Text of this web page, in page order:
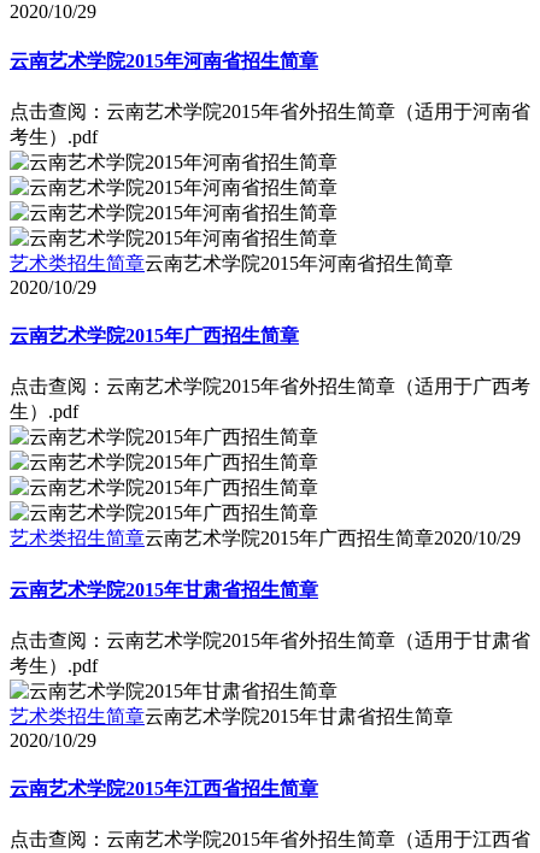
2020/10/29
云南艺术学院2015年河南省招生简章
点击查阅：云南艺术学院2015年省外招生简章（适用于河南省
考生）.pdf
艺术类招生简章云南艺术学院2015年河南省招生简章
2020/10/29
云南艺术学院2015年广西招生简章
点击查阅：云南艺术学院2015年省外招生简章（适用于广西考
生）.pdf
艺术类招生简章云南艺术学院2015年广西招生简章2020/10/29
云南艺术学院2015年甘肃省招生简章
点击查阅：云南艺术学院2015年省外招生简章（适用于甘肃省
考生）.pdf
艺术类招生简章云南艺术学院2015年甘肃省招生简章
2020/10/29
云南艺术学院2015年江西省招生简章
点击查阅：云南艺术学院2015年省外招生简章（适用于江西省